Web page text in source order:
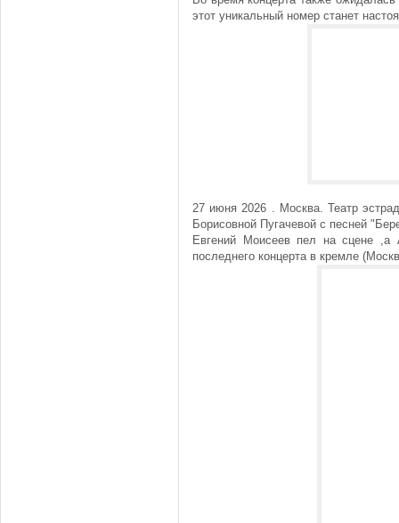
этот уникальный номер станет
27 июня 2026 . Москва. Театр
Борисовной Пугачевой с песней
Евгений Моисеев пел на сцене ,а
последнего концерта в кремле